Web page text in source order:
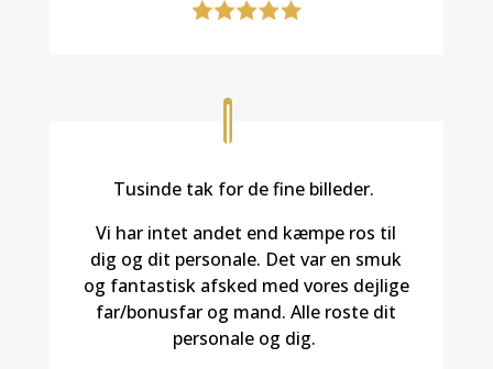
Tusinde tak for de fine billeder.
Vi har intet andet end kæmpe ros til
dig og dit personale. Det var en smuk
og fantastisk afsked med vores dejlige
far/bonusfar og mand. Alle roste dit
personale og dig.